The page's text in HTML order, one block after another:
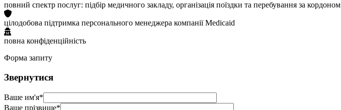
повний спектр послуг: підбір медичного закладу, організація поїздки та перебування за кордоном
цілодобова підтримка персонального менеджера компанії Medicaid
повна конфіденційність
Форма запиту
Звернутися
Ваше им'я*
Ваше прізвище*